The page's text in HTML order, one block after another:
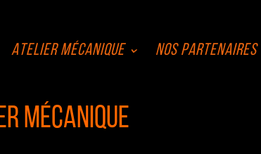
Atelier Mécanique Nos Partenaires
mécanique